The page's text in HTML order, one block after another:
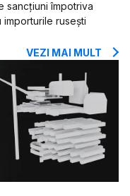
sancțiuni împotriva
rusești
VEZI MAI MULT